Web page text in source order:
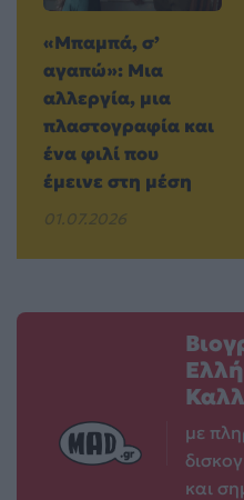
«Μπαμπά, σ’
αγαπώ»: Μια
αλλεργία, μια
πλαστογραφία και
ένα φιλί που
έμεινε στη μέση
01.07.2026
με
και